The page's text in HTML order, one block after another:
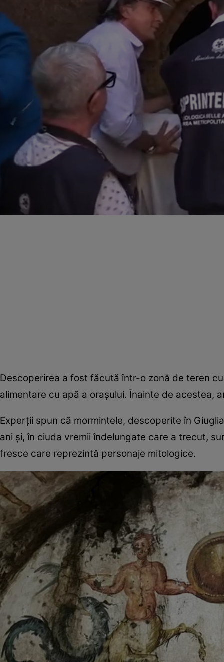
Descoperirea a fost făcută într-o zonă de teren
alimentare cu apă a orașului. Înainte de acestea,
Experții spun că mormintele, descoperite în
ani și, în ciuda vremii îndelungate care a trecut,
fresce care reprezintă personaje mitologice.